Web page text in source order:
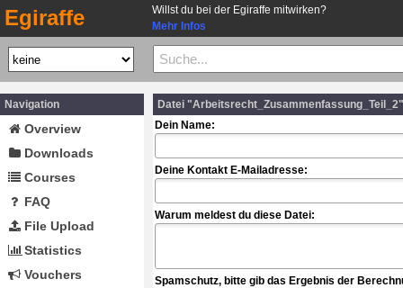
Egiraffe
Willst du bei der Egiraffe mitwirken?
Mehr Infos
Navigation
Overview
Downloads
Courses
FAQ
File Upload
Statistics
Vouchers
Datei
Dein Name:
Deine Kontakt E-Mailadresse:
Warum meldest du diese Datei:
Spamschutz, bitte gib das Ergebnis der